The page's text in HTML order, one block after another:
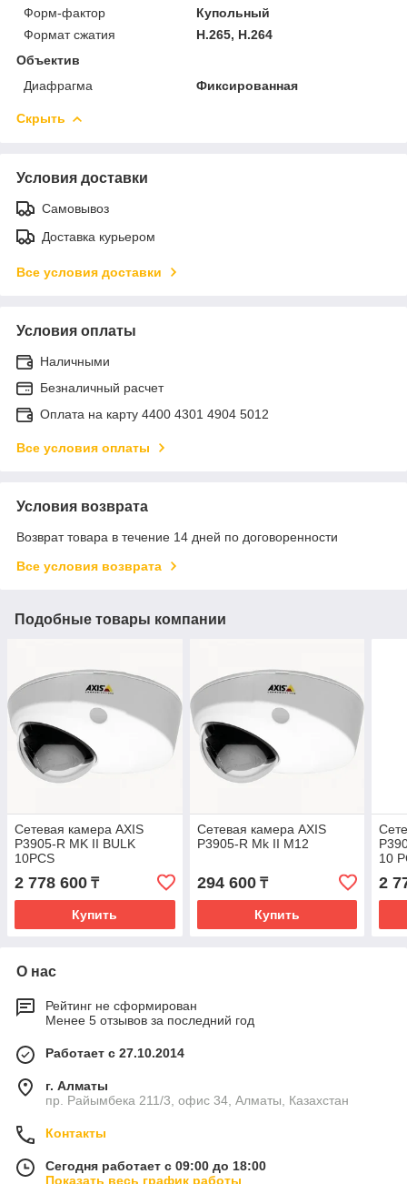
Форм-фактор
Купольный
Формат сжатия
H.265, H.264
Объектив
Диафрагма
Фиксированная
Скрыть
Условия доставки
Самовывоз
Доставка курьером
Все условия доставки
Условия оплаты
Наличными
Безналичный расчет
Оплата на карту 4400 4301 4904 5012
Все условия оплаты
Условия возврата
Возврат товара в течение 14 дней по договоренности
Все условия возврата
Подобные товары компании
Сетевая камера AXIS
P3905-R MK II BULK
10PCS
2 778 600 ₸
Купить
Сетевая камера AXIS
P3905-R Mk II M12
294 600₸
Купить
10
2
О нас
Рейтинг не сформирован
Менее 5 отзывов за последний год
Работает с 27.10.2014
г. Алматы
пр. Райымбека 211/3, офис 34, Алматы, Казахстан
Контакты
Сегодня работает с 09:00 до 18:00
Показать весь график работы